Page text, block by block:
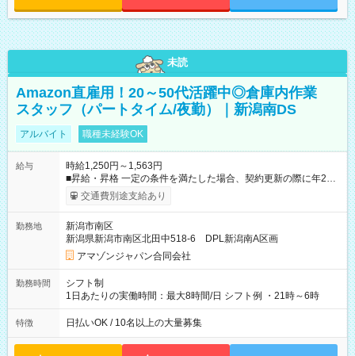
未読
Amazon直雇用！20～50代活躍中◎倉庫内作業
スタッフ（パートタイム/夜勤）｜新潟南DS
アルバイト 職種未経験OK
給与
時給1,250円～1,563円
■昇給・昇格 一定の条件を満たした場合、契約更新の際に年2回
まで昇給の機会があります。 ■正社員登用制度あり ※月末締/翌
月25日支払い ※時間外手当、別途支給 ※深夜割増賃金 (22:00～
☆Amazon直雇用で安定して働けます！ 【試用期間】試用期間
あり 試用期間の長さ：1週間 雇用形態、給与は本採用時と同じ
です。
交通費別途支給あり
勤務地
新潟市南区
新潟県新潟市南区北田中518-6 DPL新潟南A区画
アマゾンジャパン合同会社
勤務時間
シフト制
1日あたりの実働時間：最大8時間/日 シフト例 ・21時～6時
特徴 日払いOK / 10名以上の大量募集